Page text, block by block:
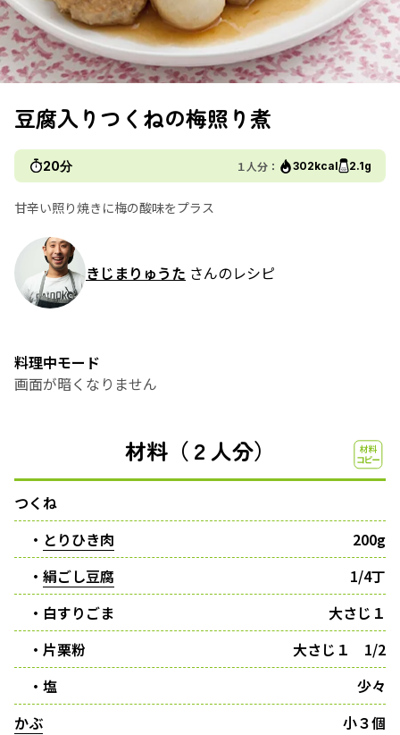
豆腐入りつくねの梅照り煮
20分 １人分： 302kcal 2.1g
甘辛い照り焼きに梅の酸味をプラス
きじまりゅうた さんのレシピ
料理中モード
画面が暗くなりません
材料（２人分）
つくね
・ とりひき肉
200g
・ 絹ごし豆腐
1/4丁
・白すりごま
大さじ１
・片栗粉
大さじ１ 1/2
・塩
少々
かぶ
小３個